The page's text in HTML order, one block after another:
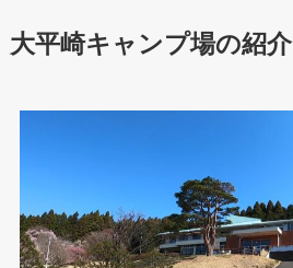
大平崎キャンプ場の紹介